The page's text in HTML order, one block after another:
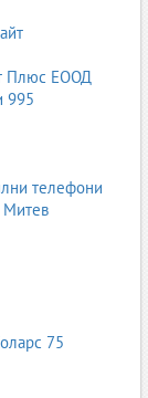
фасади,
Плюс ЕООД
995
телефони
Митев
75